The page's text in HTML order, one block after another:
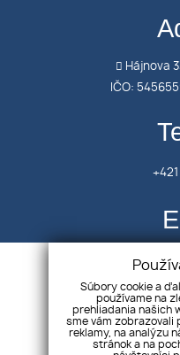
Hájnova
IČO:
+421
Súbory cookie a
používame na
prehliadania našich
sme vám zobrazovali
reklamy, na analýzu
stránok a na